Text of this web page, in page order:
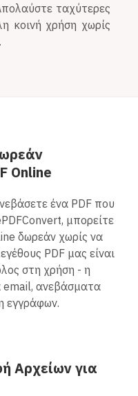
ταχύτερες
κοινή χρήση χωρίς
Online
ένα PDF που
μπορείτε
δωρεάν χωρίς να
PDF μας είναι
στη χρήση - η
email, ανεβάσματα
εγγράφων.
Αρχείων για